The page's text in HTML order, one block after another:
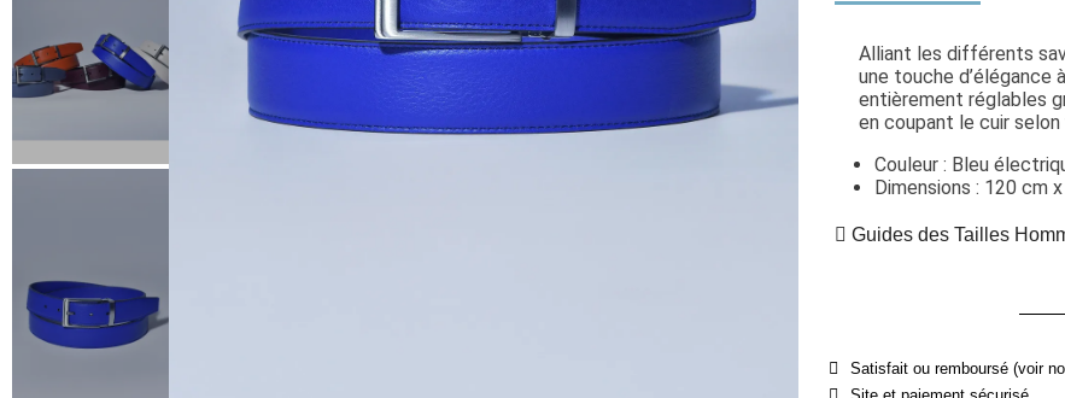
Alliant les différents
une touche d’élégance
entièrement réglables
en coupant le cuir selon
Couleur : Bleu
Dimensions : 120 cm
Guides des Tailles
Satisfait ou remboursé (voir